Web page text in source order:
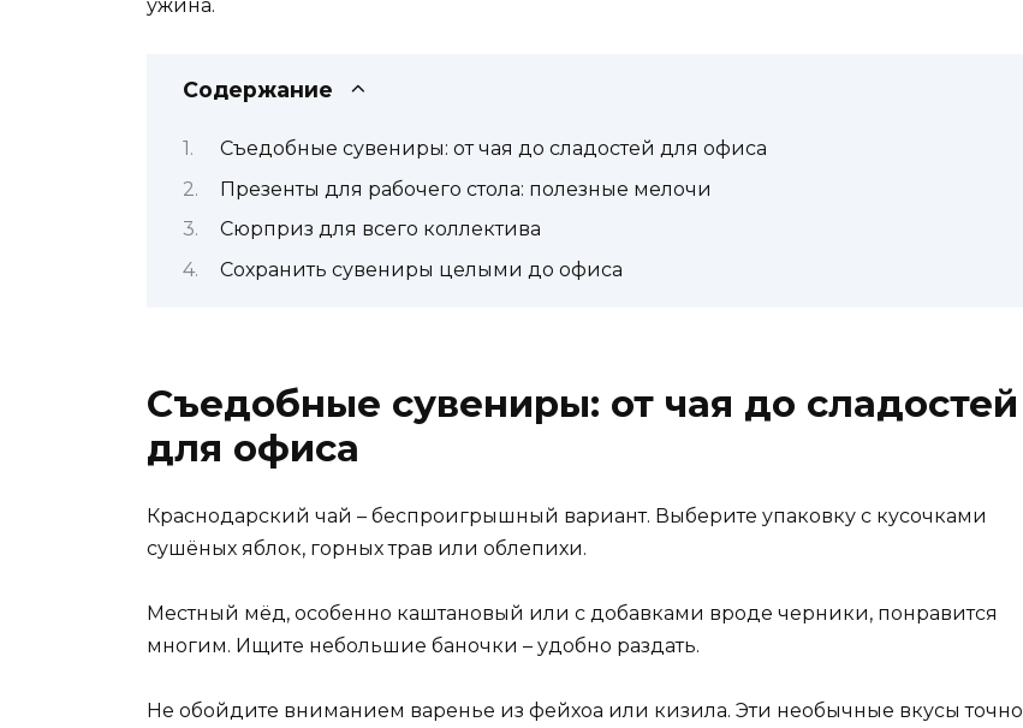
ужина.
Содержание
Съедобные сувениры: от чая до сладостей для офиса
Презенты для рабочего стола: полезные мелочи
Сюрприз для всего коллектива
Сохранить сувениры целыми до офиса
Съедобные сувениры: от чая до сладостей
для офиса
Краснодарский чай – беспроигрышный вариант. Выберите упаковку с кусочками
сушёных яблок, горных трав или облепихи.
Местный мёд, особенно каштановый или с добавками вроде черники, понравится
многим. Ищите небольшие баночки – удобно раздать.
Не обойдите вниманием варенье из фейхоа или кизила. Эти необычные вкусы точно